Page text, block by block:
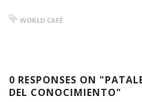
WORLD CAFÉ
0 RESPONSES ON
DEL CONOCIMIENTO"